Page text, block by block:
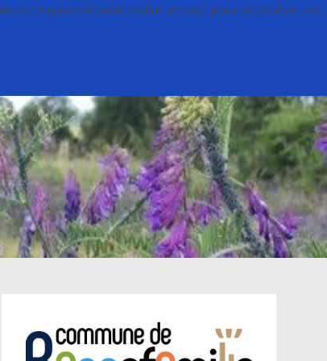
expressément votre accord pour exploiter ces